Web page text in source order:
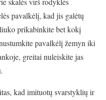
pavalkėlį, kad jis galėtų
prikabinkite bet kokį
pavalkėlį žemyn iki
greitai nuleiskite jas
kad imituotų svarstyklių ir